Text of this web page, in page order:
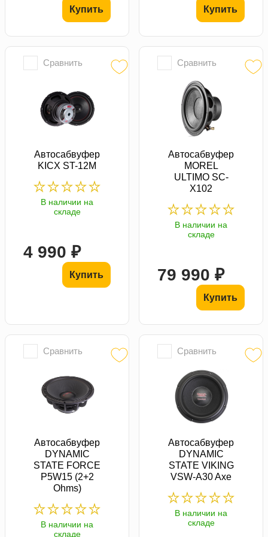
Купить Купить
Сравнить
Автосабвуфер
KICX ST-12M
В наличии на
складе
4 990 ₽
Купить
Сравнить
Автосабвуфер
MOREL
ULTIMO SC-
X102
В наличии на
складе
79 990 ₽
Купить
Сравнить
Автосабвуфер
DYNAMIC
STATE FORCE
P5W15 (2+2
Ohms)
В наличии на
складе
Сравнить
Автосабвуфер
DYNAMIC
STATE VIKING
VSW-A30 Axe
В наличии на
складе